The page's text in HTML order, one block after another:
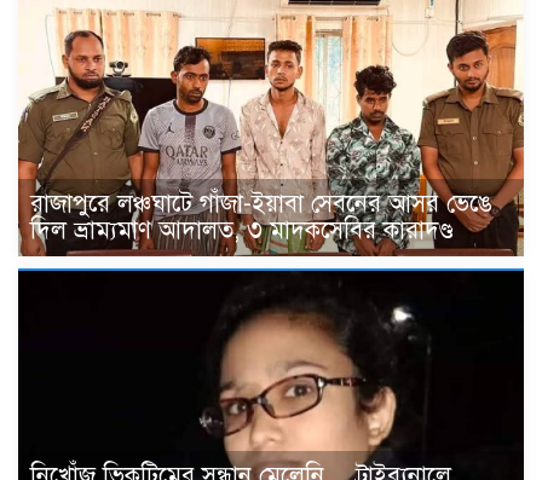
রাজাপুরে লঞ্চঘাটে গাঁজা-ইয়াবা সেবনের আসর ভেঙে
দিল ভ্রাম্যমাণ আদালত, ৩ মাদকসেবির কারাদণ্ড